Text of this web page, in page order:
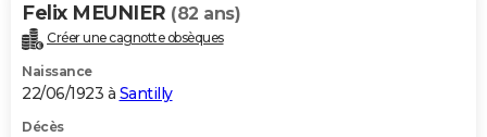
Felix MEUNIER (82 ans)
Créer une cagnotte obsèques
Naissance
22/06/1923 à Santilly
Décès